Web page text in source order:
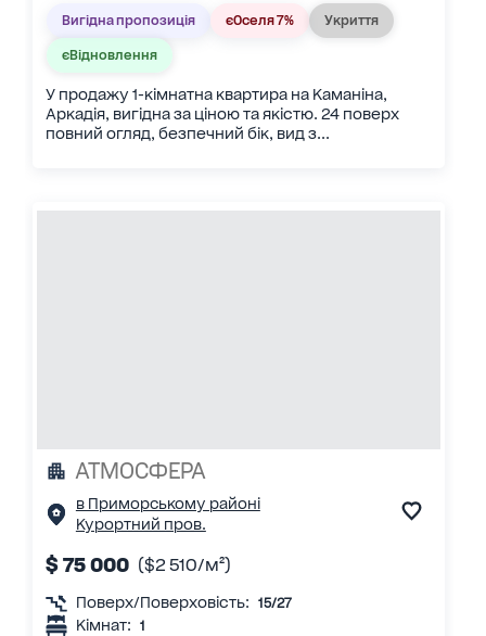
Вигідна пропозиція єОселя 7% Укриття
єВідновлення
У продажу 1-кімнатна квартира на Каманіна,
Аркадія, вигідна за ціною та якістю. 24 поверх
повний огляд, безпечний бік, вид з...
АТМОСФЕРА
в Приморському районі
Курортний пров.
$ 75 000 ($2 510/м²)
Поверх/Поверховість: 15/27
Кімнат: 1